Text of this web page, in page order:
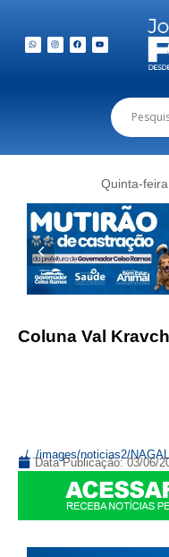
Quinta-
Coluna Val
../../images/noticias2/
Data Publicação:03/06/